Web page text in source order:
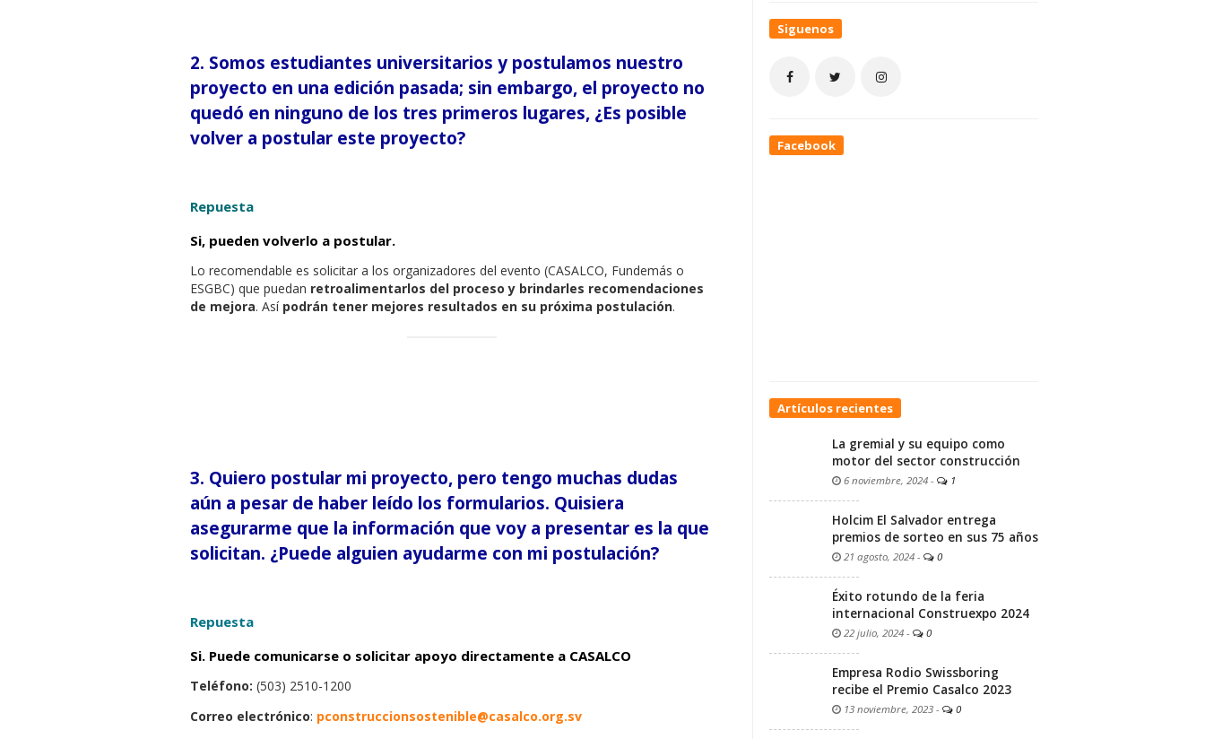
2. Somos estudiantes universitarios y postulamos nuestro
proyecto en una edición pasada; sin embargo, el proyecto no
quedó en ninguno de los tres primeros lugares, ¿Es posible
volver a postular este proyecto?
Repuesta
Si, pueden volverlo a postular.
Lo recomendable es solicitar a los organizadores del evento (CASALCO, Fundemás o
ESGBC) que puedan retroalimentarlos del proceso y brindarles recomendaciones
de mejora. Así podrán tener mejores resultados en su próxima postulación.
3. Quiero postular mi proyecto, pero tengo muchas dudas
aún a pesar de haber leído los formularios. Quisiera
asegurarme que la información que voy a presentar es la que
solicitan. ¿Puede alguien ayudarme con mi postulación?
Repuesta
Si. Puede comunicarse o solicitar apoyo directamente a CASALCO
Teléfono: (503) 2510-1200
Correo electrónico: pconstruccionsostenible@casalco.org.sv
Siguenos
Facebook
Artículos recientes
La gremial y su equipo como
motor del sector construcción
6 noviembre, 2024 - 1
Holcim El Salvador entrega
premios de sorteo en sus 75 años
21 agosto, 2024 - 0
Éxito rotundo de la feria
internacional Construexpo 2024
22 julio, 2024 - 0
Empresa Rodio Swissboring
recibe el Premio Casalco 2023
13 noviembre, 2023 - 0